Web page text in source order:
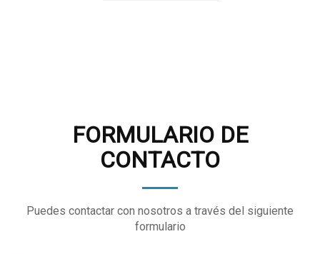
FORMULARIO DE
CONTACTO
Puedes contactar con nosotros a través del siguiente
formulario